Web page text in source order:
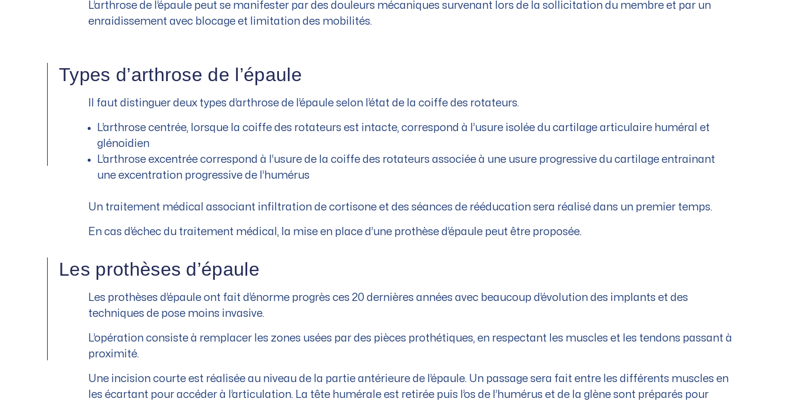
L’arthrose de l’épaule peut se manifester par des douleurs mécaniques survenant lors de la sollicitation du membre et par un
enraidissement avec blocage et limitation des mobilités.
Types d’arthrose de l’épaule
Il faut distinguer deux types d’arthrose de l’épaule selon l’état de la coiffe des rotateurs.
L’arthrose centrée, lorsque la coiffe des rotateurs est intacte, correspond à l’usure isolée du cartilage articulaire huméral et
glénoidien
L’arthrose excentrée correspond à l’usure de la coiffe des rotateurs associée à une usure progressive du cartilage entrainant
une excentration progressive de l’humérus
Un traitement médical associant infiltration de cortisone et des séances de rééducation sera réalisé dans un premier temps.
En cas d’échec du traitement médical, la mise en place d’une prothèse d’épaule peut être proposée.
Les prothèses d’épaule
Les prothèses d’épaule ont fait d’énorme progrès ces 20 dernières années avec beaucoup d’évolution des implants et des
techniques de pose moins invasive.
L’opération consiste à remplacer les zones usées par des pièces prothétiques, en respectant les muscles et les tendons passant à
proximité.
Une incision courte est réalisée au niveau de la partie antérieure de l’épaule. Un passage sera fait entre les différents muscles en
les écartant pour accéder à l’articulation. La tête humérale est retirée puis l’os de l’humérus et de la glène sont préparés pour